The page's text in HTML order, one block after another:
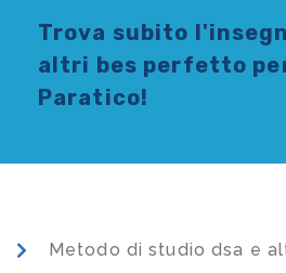
Trova subito l'
altri bes perfetto
Paratico!
Metodo di studio dsa e